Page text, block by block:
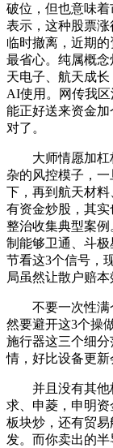
破位，但也意味
表示，这种股票
临时撤离，近期
最省心。纯属概
天电子、航天成
AI使用。网传我
能正好送来资金
对了。
大师情愿加杠杆
杂的风控模子，
下，再到航天材料
有资金炒股，其
整治收集典型案
制能够卫通、斗
节看这3个信号，
局虽然让散户赔本
不要一次性满
然要避开这3个操
施行器这三个细
情，好比设备更新
并且没有其他
求、申菱，申明
板块炒，还有贸
发。而你卖出的